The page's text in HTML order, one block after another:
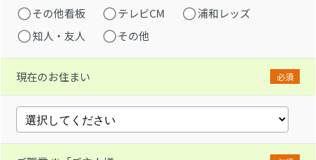
その他看板
テレビCM
浦和レッズ
知人・友人
その他
現在のお住まい 必須